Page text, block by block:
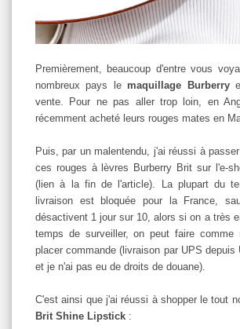
Premièrement, beaucoup d'entre vous
nombreux pays le maquillage Burberry
vente. Pour ne pas aller trop loin, en
récemment acheté leurs rouges mates en
Puis, par un malentendu, j'ai réussi à
ces rouges à lèvres Burberry Brit sur l'e-
(lien à la fin de l'article). La plupart du
livraison est bloquée pour la France,
désactivent 1 jour sur 10, alors si on a très
temps de surveiller, on peut faire
placer commande (livraison par UPS depuis
et je n'ai pas eu de droits de douane).
C'est ainsi que j'ai réussi à shopper le tout
Brit Shine Lipstick :